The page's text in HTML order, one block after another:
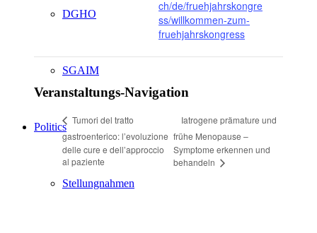
DGHO
SGAIM
Politics
Stellungnahmen
ch/de/fruehjahrskongre
ss/willkommen-zum-
fruehjahrskongress
Veranstaltungs-Navigation
Tumori del tratto
gastroenterico: l’evoluzione
delle cure e dell’approccio
al paziente
Iatrogene prämature und
frühe Menopause –
Symptome erkennen und
behandeln